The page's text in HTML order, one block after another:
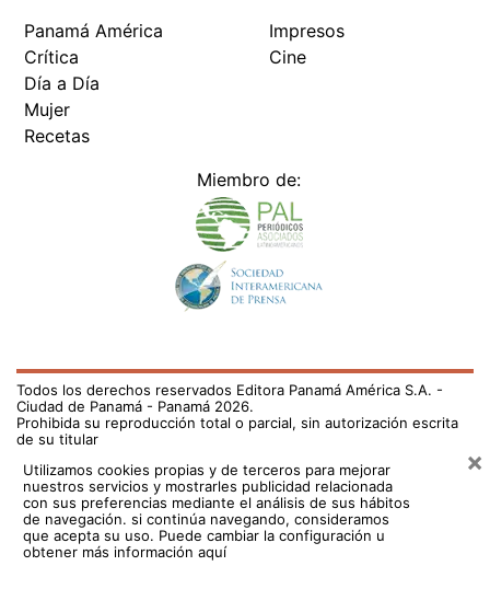
Panamá América
Crítica
Día a Día
Mujer
Recetas
Impresos
Cine
Miembro de:
Todos los derechos reservados Editora Panamá América S.A. -
Ciudad de Panamá - Panamá 2026.
Prohibida su reproducción total o parcial, sin autorización escrita
de su titular
Utilizamos cookies propias y de terceros para mejorar
nuestros servicios y mostrarles publicidad relacionada
con sus preferencias mediante el análisis de sus hábitos
de navegación. si continúa navegando, consideramos
que acepta su uso. Puede cambiar la configuración u
obtener más información aquí
×